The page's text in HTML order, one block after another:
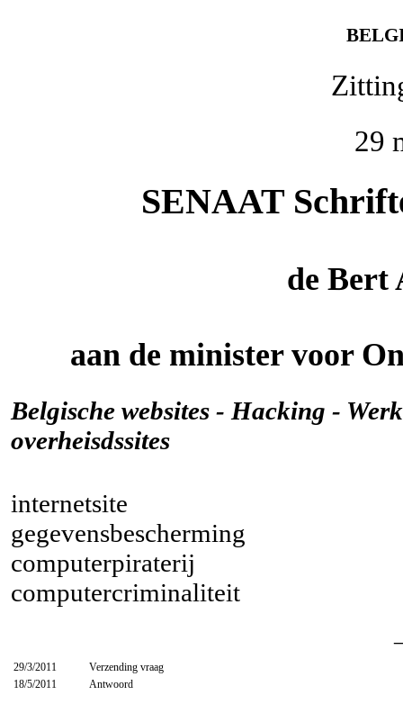
29
SENAAT
de Bert
aan de minister voor
Belgische websites - Hacking -
overheisdssites
internetsite
gegevensbescherming
computerpiraterij
computercriminaliteit
29/3/2011
Verzending vraag
18/5/2011
Antwoord